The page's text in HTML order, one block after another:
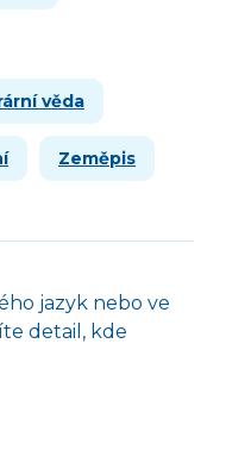
věda
Zeměpis
jazyk nebo ve
detail, kde